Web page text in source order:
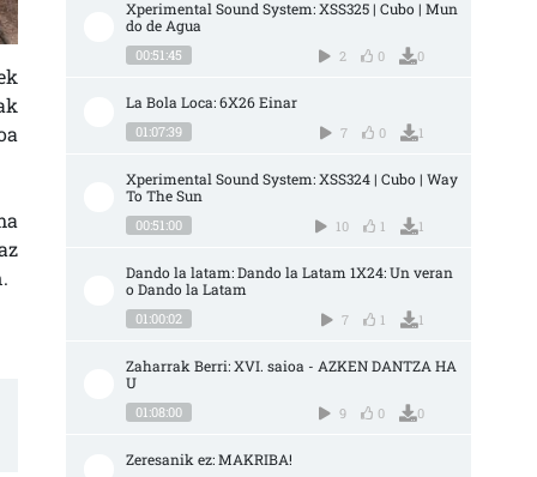
Xperimental Sound System: XSS325 | Cubo | Mun
do de Agua
00:51:45 2 0 0
La Bola Loca: 6X26 Einar
01:07:39 7 0 1
Xperimental Sound System: XSS324 | Cubo | Way
To The Sun
00:51:00 10 1 1
Dando la latam: Dando la Latam 1X24: Un veran
o Dando la Latam
01:00:02 7 1 1
Zaharrak Berri: XVI. saioa - AZKEN DANTZA HA
U
01:08:00 9 0 0
Zeresanik ez: MAKRIBA!